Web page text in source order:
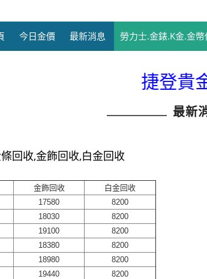
今日金價 最新消息 勞力士.金錶.K金.金幣
捷登貴
最新
回收,金飾回收,白金回收
金飾回收
白金回收
17580
8200
18030
8200
19100
8200
18380
8200
18980
8200
19440
8200